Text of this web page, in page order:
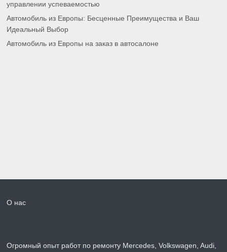
управлении успеваемостью
Автомобиль из Европы: Бесценные Преимущества и Ваш
Идеальный Выбор
Автомобиль из Европы на заказ в автосалоне
О нас
Огромный опыт работ по ремонту Mercedes, Volkswagen, Audi,